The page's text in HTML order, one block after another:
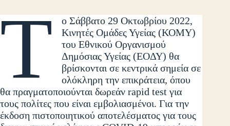
Τ
ο Σάββατο 29 Οκτωβρίου 2022,
Κινητές Ομάδες Υγείας (ΚΟΜΥ)
του Εθνικού Οργανισμού
Δημόσιας Υγείας (ΕΟΔΥ) θα
βρίσκονται σε κεντρικά σημεία σε
ολόκληρη την επικράτεια, όπου
θα πραγματοποιούνται δωρεάν rapid test για
τους πολίτες που είναι εμβολιασμένοι. Για την
έκδοση πιστοποιητικού αποτελέσματος για τους